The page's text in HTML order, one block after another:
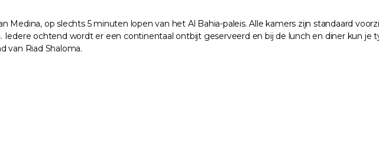
Medina, op slechts 5 minuten lopen van het Al Bahia-paleis. Alle kamers zijn standaard
ochtend wordt er een continentaal ontbijt geserveerd en bij de lunch en diner kun je
van Riad Shaloma.